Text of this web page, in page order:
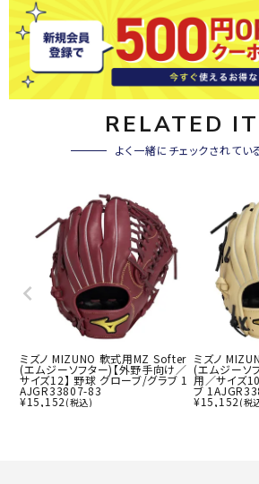
RELATED
よく一緒にチェックされてい
ミズノ MIZUNO 軟式用MZ Softer
(エムジーソフター)【外野手向け／
サイズ12】 野球 グローブ/グラブ 1
AJGR33807-83
¥15,152 (税込)
ミズノ
(エムジーソ
用／サイズ
ブ
¥15,152 (税